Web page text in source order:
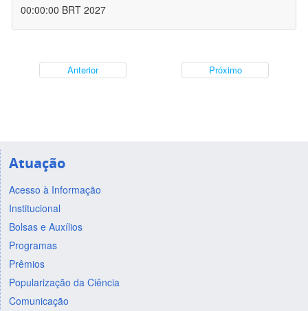
00:00:00 BRT 2027
Anterior Próximo
Atuação
Acesso à Informação
Institucional
Bolsas e Auxílios
Programas
Prêmios
Popularização da Ciência
Comunicação